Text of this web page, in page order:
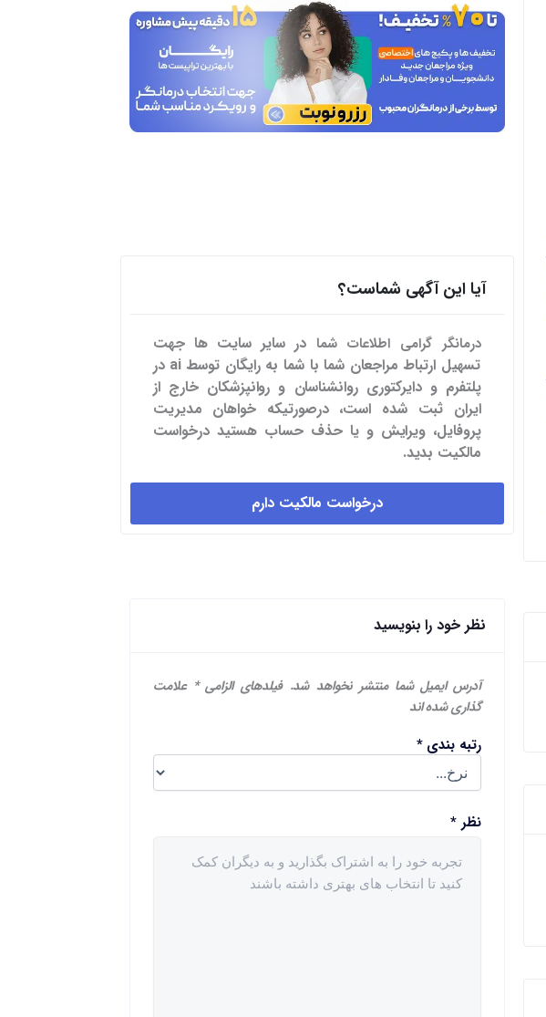
آیا این آگهی شماست؟
درمانگر گرامی اطلاعات شما در سایر سایت ها جهت
تسهیل ارتباط مراجعان شما با شما به رایگان توسط ai در
پلتفرم و دایرکتوری روانشناسان و روانپزشکان خارج از
ایران ثبت شده است، درصورتیکه خواهان مدیریت
پروفایل، ویرایش و یا حذف حساب هستید درخواست
مالکیت بدید.
درخواست مالکیت دارم
نظر خود را بنویسید
آدرس ایمیل شما منتشر نخواهد شد. فیلدهای الزامی* علامت
گذاری شده اند
رتبه بندی*
نظر *